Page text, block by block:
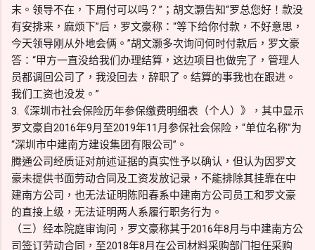
末。领导不在，下周付可以吗？”；胡文灏告知“罗总您好！款没
有安排来，麻烦下”后，罗文豪称：“等下给你付款，不好意思，
今天领导刚从外地会俩。”胡文灏多次询问何时付款后，罗文豪
答：“甲方一直没给我们办理结算，这边项目也做完了，管理人
员都调回公司了，我没回去，辞职了。结算的事我也在跟进。
我们工资也没发。”
3.《深圳市社会保险历年参保缴费明细表（个人）》，其中显示
罗文豪自2016年9月至2019年11月参保社会保险，“单位名称”为
“深圳市中建南方建设集团有限公司”。
腾通公司经质证对前述证据的真实性予以确认，但认为因罗文
豪未提供书面劳动合同及工资发放记录，不能排除其挂靠在中
建南方公司，也无法证明陈阳春系中建南方公司员工和罗文豪
的直接上级，无法证明两人系履行职务行为。
（三）经本院庭审询问，罗文豪称其于2016年8月与中建南方公
司签订劳动合同，至2018年8月在公司材料采购部门担任采购